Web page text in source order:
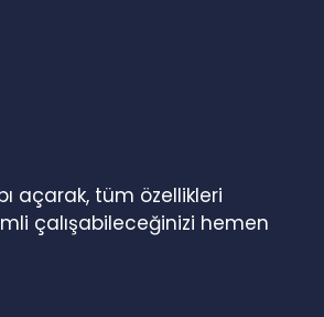
açarak, tüm özellikleri
çalışabileceğinizi hemen